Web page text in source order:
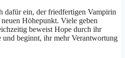
dafür ein, der friedfertigen Vampirin
Höhepunkt. Viele geben
beweist Hope durch ihr
und beginnt, ihr mehr Verantwortung